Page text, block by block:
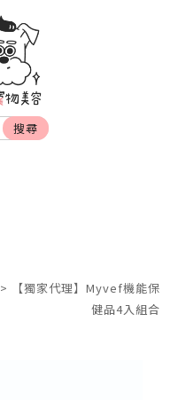
> 【獨家代理】Myvef機能保
健品4入組合